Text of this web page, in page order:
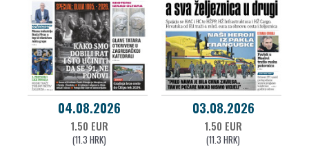
04.08.2026
1.50 EUR
(11.3 HRK)
03.08.2026
1.50 EUR
(11.3 HRK)